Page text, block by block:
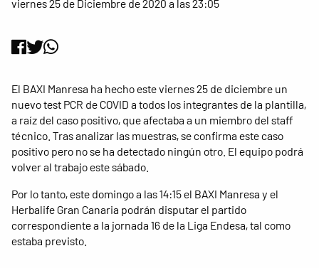
viernes 25 de Diciembre de 2020 a las 23:05
El BAXI Manresa ha hecho este viernes 25 de diciembre un
nuevo test PCR de COVID a todos los integrantes de la plantilla,
a raíz del caso positivo, que afectaba a un miembro del staff
técnico. Tras analizar las muestras, se confirma este caso
positivo pero no se ha detectado ningún otro. El equipo podrá
volver al trabajo este sábado.
Por lo tanto, este domingo a las 14:15 el BAXI Manresa y el
Herbalife Gran Canaria podrán disputar el partido
correspondiente a la jornada 16 de la Liga Endesa, tal como
estaba previsto.